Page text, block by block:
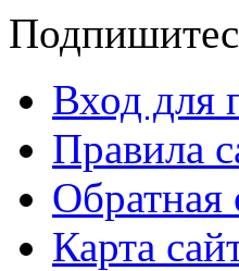
Вход для
Правила
Обратная
Карта